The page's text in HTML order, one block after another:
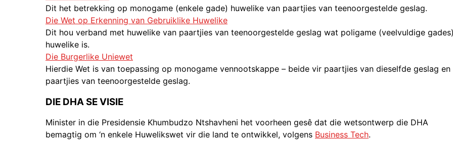
Dit het betrekking op monogame (enkele gade) huwelike van paartjies van teenoorgestelde geslag.
Die Wet op Erkenning van Gebruiklike Huwelike
Dit hou verband met huwelike van paartjies van teenoorgestelde geslag wat poligame (veelvuldige gades)
huwelike is.
Die Burgerlike Uniewet
Hierdie Wet is van toepassing op monogame vennootskappe – beide vir paartjies van dieselfde geslag en
paartjies van teenoorgestelde geslag.
DIE DHA SE VISIE
Minister in die Presidensie Khumbudzo Ntshavheni het voorheen gesê dat die wetsontwerp die DHA
bemagtig om ‘n enkele Huwelikswet vir die land te ontwikkel, volgens Business Tech.